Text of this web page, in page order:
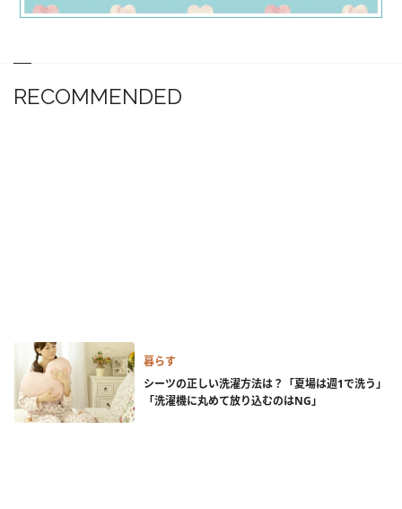
RECOMMENDED
暮らす
シーツの正しい洗濯方法は？「夏場は週1で洗う」
「洗濯機に丸めて放り込むのはNG」